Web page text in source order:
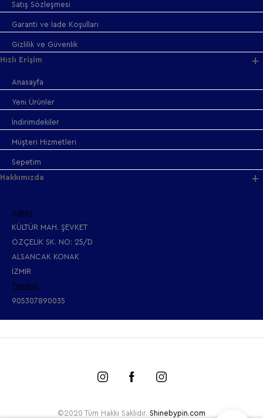
Satış Sözleşmesi
Garanti ve İade Koşulları
Gizlilik ve Güvenlik
Hızlı Erişim
Anasayfa
Yeni Ürünler
İndirimdekiler
Müşteri Hizmetleri
Sepetim
Hakkımızda
Adres
KÜLTÜR MAH. ŞEVKET
ÖZÇELİK SK. NO: 25/D
ALSANCAK KONAK
İZMİR
Telefon
905307890035
©2020 Tüm Hakkı Saklıdır. Shinebypin.com